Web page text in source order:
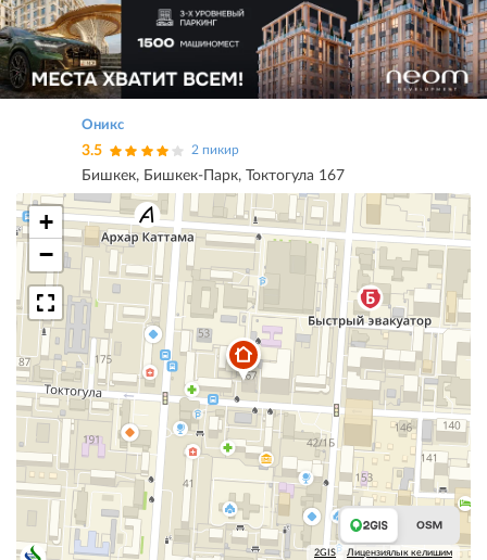
Оникс
3.5 2 пикир
Бишкек, Бишкек-Парк, Токтогула 167
+
−
2GIS Лицензиялык келишим